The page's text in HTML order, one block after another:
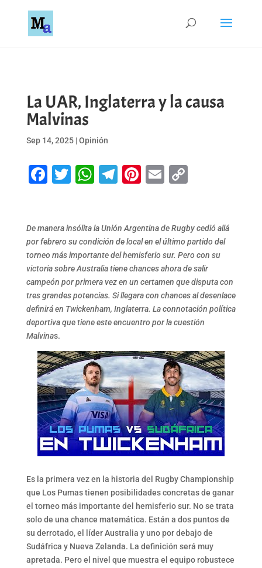
La UAR, Inglaterra y la causa
Malvinas
Sep 14, 2025|Opinión
Facebook
Twitter
WhatsApp
Telegram
Pinterest
EmailCopy
De manera insólita la Unión Argentina de Rugby cedió allá
por febrero su condición de local en el último partido del
torneo más importante del hemisferio sur. Pero con su
victoria sobre Australia tiene chances ahora de salir
campeón por primera vez en un certamen que disputa con
tres grandes potencias. Si llegara con chances al desenlace
definirá en Twickenham, Inglaterra. La connotación política
deportiva que tiene este encuentro por la cuestión
Malvinas.
Es la primera vez en la historia del Rugby Championship
que Los Pumas tienen posibilidades concretas de ganar
el torneo más importante del hemisferio sur. No se trata
solo de una chance matemática. Están a dos puntos de
su derrotado, el líder Australia y uno por debajo de
Sudáfrica y Nueva Zelanda. La definición será muy
apretada. Pero el nivel que muestra el equipo robustece